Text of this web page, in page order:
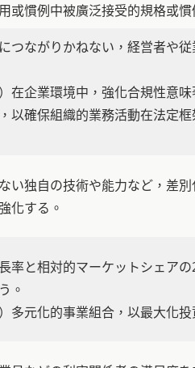
或慣例中被廣泛接受的規格或慣
つながりかねない，経営者や
在企業環境中，強化合規性意
以確保組織的業務活動在法定
い独自の技術や能力など，差
化する。
率と相対的マーケットシェア
。
多元化的事業組合，以最大化投